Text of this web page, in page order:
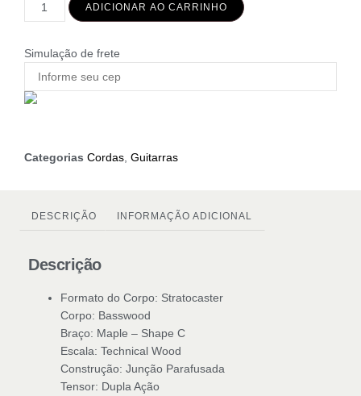
ADICIONAR AO CARRINHO
Simulação de frete
Categorias Cordas Guitarras
DESCRIÇÃO INFORMAÇÃO ADICIONAL
Descrição
Formato do Corpo: Stratocaster
Corpo: Basswood
Braço: Maple – Shape C
Escala: Technical Wood
Construção: Junção Parafusada
Tensor: Dupla Ação